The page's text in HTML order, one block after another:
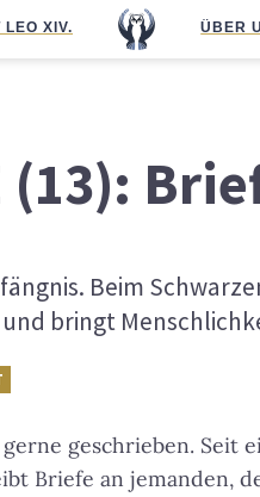
LEO XIV. ÜBER
(13):
Beim
bringt
geschrieben. Seit
Briefe an jemanden,